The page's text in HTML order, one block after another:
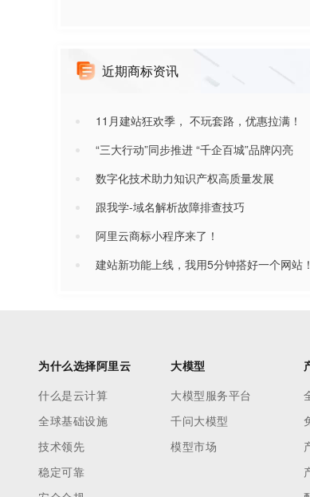
近期商标资讯
11月建站狂欢季， 不玩套路，优惠拉满！
“三大行动”同步推进 “千企百城”品牌闪亮
数字化技术助力知识产权高质量发展
跟我学-域名解析故障排查技巧
阿里云商标小程序来了！
建站新功能上线，我用5分钟搭好一个网站！